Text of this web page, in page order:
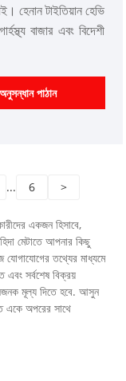
হেনান টাইতিয়ান হেভি
বাজার এবং বিদেশী
অনুসন্ধান পাঠান
... 6 >
একজন হিসাবে,
মেটাতে আপনার কিছু
যোগাযোগের তথ্যের মাধ্যমে
এবং সর্বশেষ বিক্রয়
মূল্য দিতে হবে. আসুন
একে অপরের সাথে